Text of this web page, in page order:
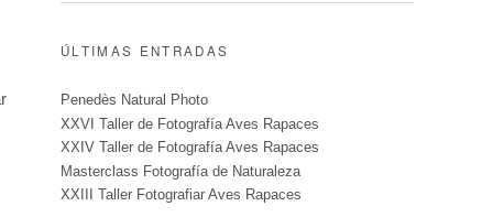
ÚLTIMAS ENTRADAS
Penedès Natural Photo
XXVI Taller de Fotografía Aves Rapaces
XXIV Taller de Fotografía Aves Rapaces
Masterclass Fotografía de Naturaleza
XXIII Taller Fotografiar Aves Rapaces